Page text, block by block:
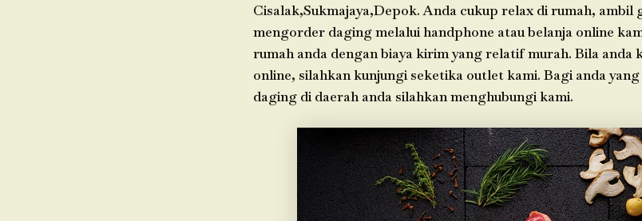
Cisalak,Sukmajaya,Depok. Anda cukup relax di rumah, ambil
mengorder daging melalui handphone atau belanja online
rumah anda dengan biaya kirim yang relatif murah. Bila anda
online, silahkan kunjungi seketika outlet kami. Bagi anda
daging di daerah anda silahkan menghubungi kami.